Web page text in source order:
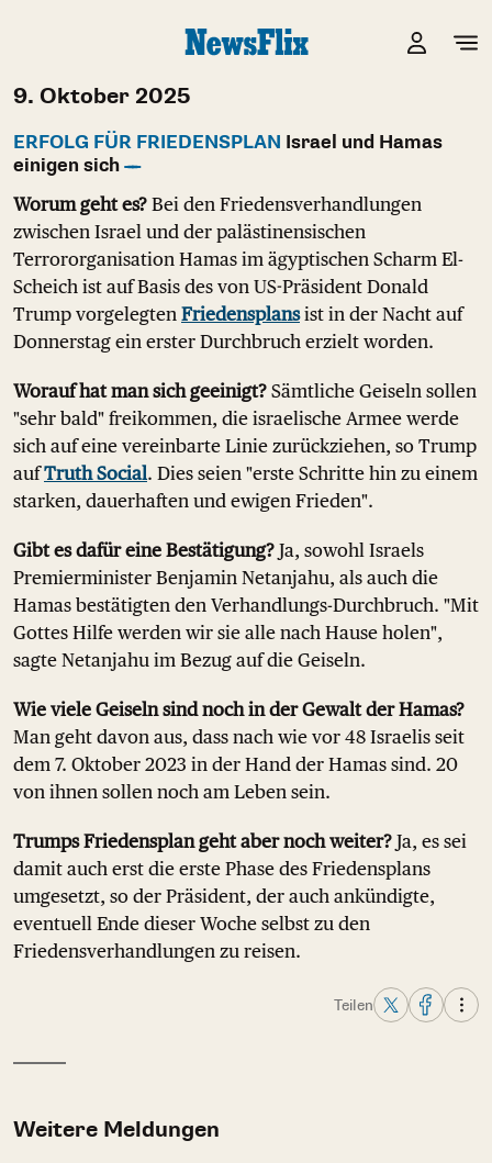
9. Oktober 2025
ERFOLG FÜR FRIEDENSPLAN Israel und Hamas
einigen sich
Worum geht es? Bei den Friedensverhandlungen
zwischen Israel und der palästinensischen
Terrororganisation Hamas im ägyptischen Scharm El-
Scheich ist auf Basis des von US-Präsident Donald
Trump vorgelegten Friedensplansist in der Nacht auf
Donnerstag ein erster Durchbruch erzielt worden.
Worauf hat man sich geeinigt? Sämtliche Geiseln sollen
"sehr bald" freikommen, die israelische Armee werde
sich auf eine vereinbarte Linie zurückziehen, so Trump
aufTruth Social. Dies seien "erste Schritte hin zu einem
starken, dauerhaften und ewigen Frieden".
Gibt es dafür eine Bestätigung? Ja, sowohl Israels
Premierminister Benjamin Netanjahu, als auch die
Hamas bestätigten den Verhandlungs-Durchbruch. "Mit
Gottes Hilfe werden wir sie alle nach Hause holen",
sagte Netanjahu im Bezug auf die Geiseln.
Wie viele Geiseln sind noch in der Gewalt der Hamas?
Man geht davon aus, dass nach wie vor 48 Israelis seit
dem 7. Oktober 2023 in der Hand der Hamas sind. 20
von ihnen sollen noch am Leben sein.
Trumps Friedensplan geht aber noch weiter? Ja, es sei
damit auch erst die erste Phase des Friedensplans
umgesetzt, so der Präsident, der auch ankündigte,
eventuell Ende dieser Woche selbst zu den
Friedensverhandlungen zu reisen.
Teilen
Weitere Meldungen